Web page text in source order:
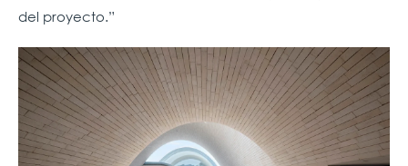
del proyecto.”